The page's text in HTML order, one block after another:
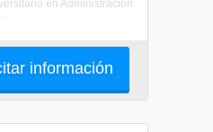
en Administración
información